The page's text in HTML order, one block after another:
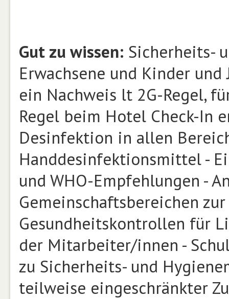
Gut zu wissen: Sicherheits-
Erwachsene und Kinder
ein Nachweis lt 2G-Regel,
Regel beim Hotel Check-In
Desinfektion in allen
Handdesinfektionsmittel -
und WHO-Empfehlungen -
Gemeinschaftsbereichen
Gesundheitskontrollen für
der Mitarbeiter/innen -
zu Sicherheits- und
teilweise eingeschränkter